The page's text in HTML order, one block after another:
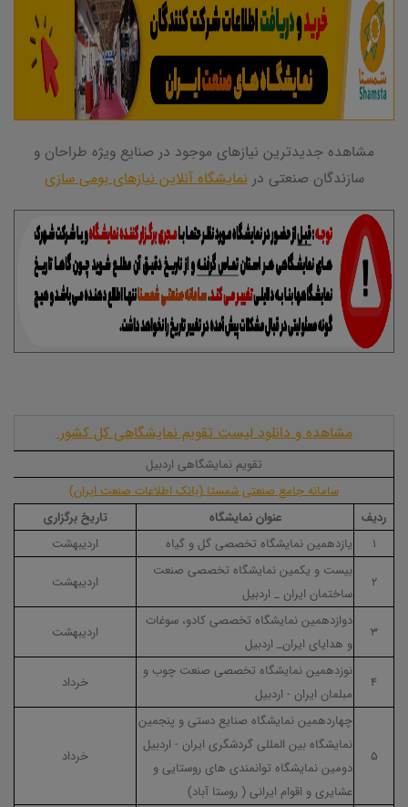
مشاهده جدیدترین نیازهای موجود در صنایع ویژه طراحان و
سازندگان صنعتی درنمایشگاه آنلاین نیازهای بومی سازی
مشاهده و دانلود لیست تقویم نمایشگاهی کل کشور
تقویم نمایشگاهی اردبیل
سامانه جامع صنعتی شمستا (بانک اطلاعات صنعت ایران)
ردیف
عنوان نمایشگاه
تاریخ برگزاری
۱
یازدهمین نمایشگاه تخصصی گل و گیاه
اردیبهشت
۲
بیست و یکمین نمایشگاه تخصصی صنعت
ساختمان ایران _ اردبیل
اردیبهشت
۳
دوازدهمین نمایشگاه تخصصی کادو، سوغات
و هدایای ایران_ اردبیل
اردیبهشت
۴
نوزدهمین نمایشگاه تخصصی صنعت چوب و
مبلمان ایران - اردبیل
خرداد
۵
چهاردهمین نمایشگاه صنایع دستی و پنجمین
نمایشگاه بین المللی گردشگری ایران - اردبیل
دومین نمایشگاه توانمندی های روستایی و
عشایری و اقوام ایرانی ( روستا آباد)
خرداد